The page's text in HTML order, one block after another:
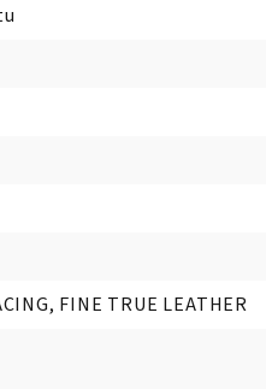
FINE TRUE LEATHER